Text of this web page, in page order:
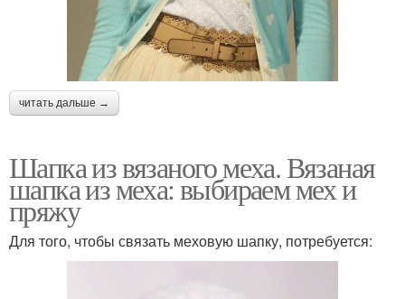
читать дальше →
Шапка из вязаного меха. Вязаная
шапка из меха: выбираем мех и
пряжу
Для того, чтобы связать меховую шапку, потребуется: